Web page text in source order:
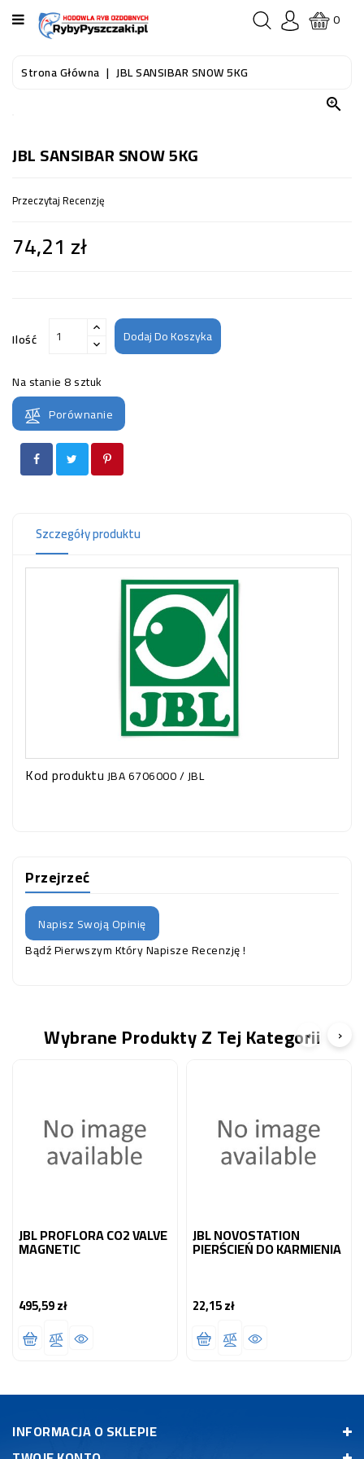
KATEGORIA
STRONA
AKWARIOWE
DO
WODNEGO
I
(SPRZĘT)
OCZKO
WODNE
(SPRZĘT)
KONTAKT
0
Strona Główna JBL SANSIBAR SNOW 5KG

JBL SANSIBAR SNOW 5KG
Przeczytaj Recenzję
74,21 zł
Ilość Dodaj Do Koszyka
Na stanie8 sztuk
Porównanie
Szczegóły produktu
Kod produktuJBA 6706000 / JBL
Przejrzeć
Napisz Swoją Opinię
Bądź Pierwszym Który Napisze Recenzję !
Wybrane Produkty Z Tej Kategorii
JBL PROFLORA CO2 VALVE
MAGNETIC
495,59 złCena
JBL NOVOSTATION
PIERŚCIEŃ DO KARMIENIA
22,15 złCena
‹ ›
INFORMACJA O SKLEPIE